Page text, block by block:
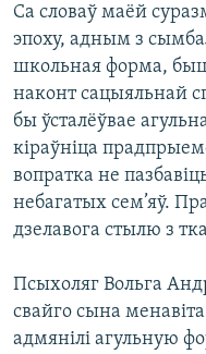
Са словаў маёй
эпоху, адным з
школьная форма,
наконт сацыяльнай
бы ўсталёўвае
кіраўніца
вопратка не
небагатых сем’яў.
дзелавога стылю з
Псыхоляг Вольга
свайго сына
адмянілі агульную